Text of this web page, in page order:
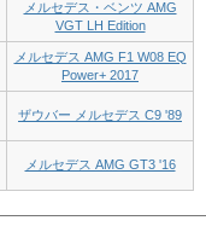
メルセデス・ベンツ AMG
VGT LH Edition
メルセデス AMG F1 W08 EQ
Power+ 2017
ザウバー メルセデス C9 '89
メルセデス AMG GT3 '16